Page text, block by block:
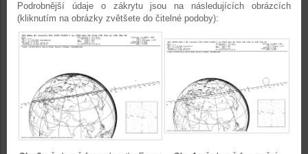
Podrobnější údaje o zákrytu jsou na následujících obrázcích
(kliknutím na obrázky zvětšete do čitelné podoby):